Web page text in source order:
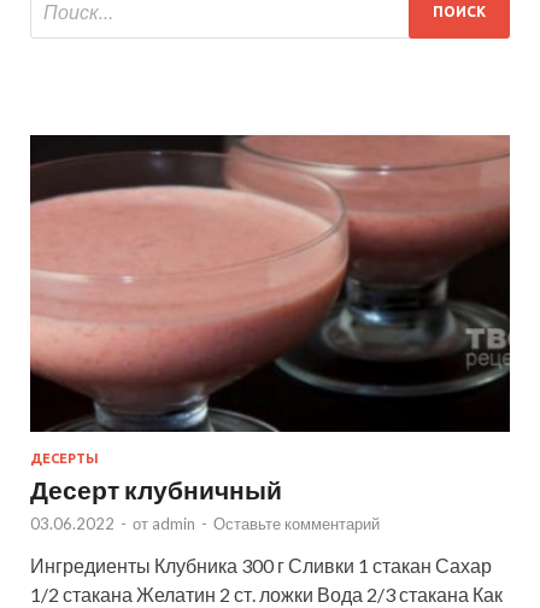
ДЕСЕРТЫ
Десерт клубничный
03.06.2022 - от admin - Оставьте комментарий
Ингредиенты Клубника 300 г Сливки 1 стакан Сахар
1/2 стакана Желатин 2 ст. ложки Вода 2/3 стакана Как